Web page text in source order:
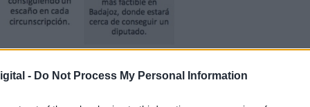
- Do Not Process My Personal Information
float: left;"